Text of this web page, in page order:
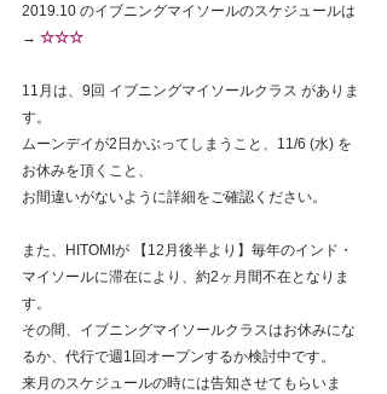
2019.10 のイブニングマイソールのスケジュールは
→ ☆☆☆
11月は、9回 イブニングマイソールクラス がありま
す。
ムーンデイが2日かぶってしまうこと、11/6 (水) を
お休みを頂くこと、
お間違いがないように詳細をご確認ください。
また、HITOMIが 【12月後半より】毎年のインド・
マイソールに滞在により、約2ヶ月間不在となりま
す。
その間、イブニングマイソールクラスはお休みにな
るか、代行で週1回オープンするか検討中です。
来月のスケジュールの時には告知させてもらいま